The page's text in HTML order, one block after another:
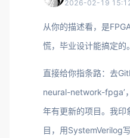
2026-02-19
从你的描述看，是
慌，毕业设计能搞定的。
直接给你指条路：去
neural-network-fpga’
年有更新的项目。我印
目，用SystemVerilog